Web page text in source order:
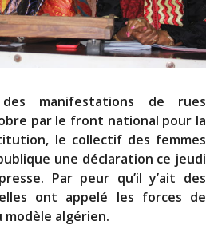
manifestations de rues
par le front national pour la
le collectif des femmes
une déclaration ce jeudi
Par peur qu’il y’ait des
ont appelé les forces de
modèle algérien.